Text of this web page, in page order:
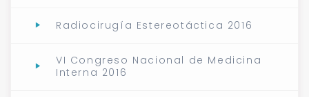
Radiocirugía Estereotáctica 2016
VI Congreso Nacional de Medicina
Interna 2016